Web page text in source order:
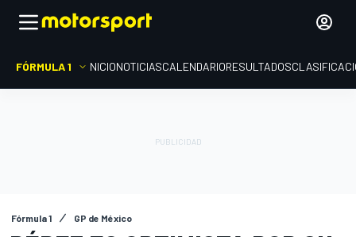
FÓRMULA 1 INICIONOTICIASCALENDARIORESULTADOS
Fórmula 1 GP de México